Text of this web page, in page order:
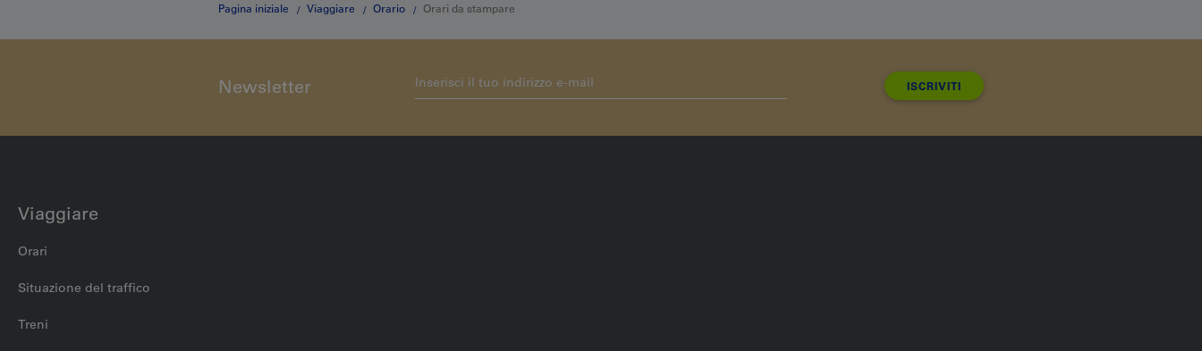
Pagina iniziale Viaggiare Orario Orari da stampare
Newsletter ISCRIVITI
Viaggiare
Orari
Situazione del traffico
Treni